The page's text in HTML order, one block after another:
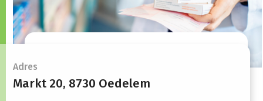
Adres
Markt 20, 8730 Oedelem